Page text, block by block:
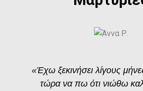
«Έχω ξεκινήσει λίγους
τώρα να πω ότι νιώθω